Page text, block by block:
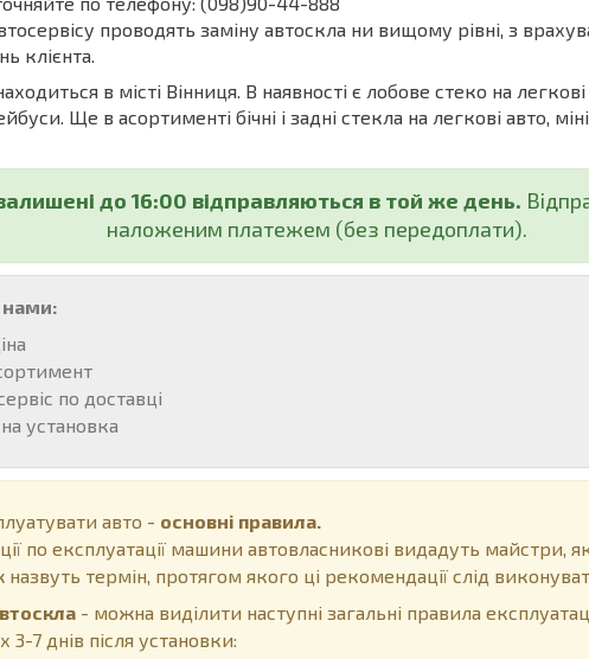
проводять заміну автоскла ни вищому рівні, з
клієнта.
в місті Вінниця. В наявності є лобове стеко на
Ще в асортименті бічні і задні стекла на легкові авто,
до 16:00 відправляються в той же день.
наложеним платежем (без передоплати).
нами:
по доставці
установка
авто - основні правила.
по експлуатації машини автовласникові видадуть майстри,
термін, протягом якого ці рекомендації слід
- можна виділити наступні загальні правила
7 днів після установки: